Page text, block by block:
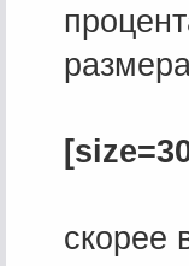
скорее